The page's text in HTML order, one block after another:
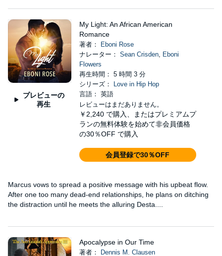
プレビューの
再生
My Light: An African American
Romance
著者：
Eboni Rose
ナレーター： Sean Crisden, Eboni
Flowers
再生時間： 5 時間 3 分
シリーズ：
Love in Hip Hop
言語： 英語
レビューはまだありません。
￥2,240 で購入、またはプレミアムプ
ランの無料体験を始めて非会員価格
の30％OFF で購入
会員登録で30％OFF
Marcus vows to spread a positive message with his upbeat flow.
After one too many dead-end relationships, he plans on ditching
the distraction until he meets the alluring Desta....
Apocalypse in Our Time
著者：
Dennis M. Clausen